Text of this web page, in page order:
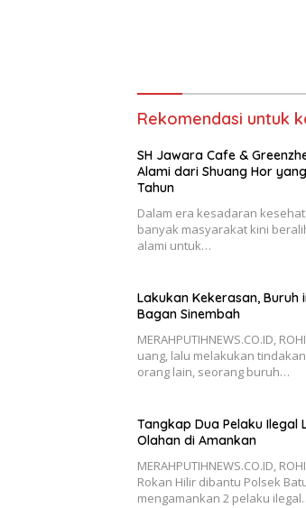
Rekomendasi untuk
SH Jawara Cafe &
Alami dari Shuang Hor
Tahun
Dalam era kesadaran
banyak masyarakat kini
alami untuk…
Lakukan Kekerasan, Buruh
Bagan Sinembah
MERAHPUTIHNEWS.CO.ID,
uang, lalu melakukan
orang lain, seorang buruh…
Tangkap Dua Pelaku Ilegal
Olahan di Amankan
MERAHPUTIHNEWS.CO.ID,
Rokan Hilir dibantu Polsek
mengamankan 2 pelaku